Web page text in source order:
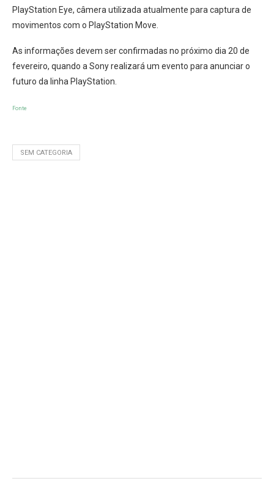
PlayStation Eye, câmera utilizada atualmente para captura de
movimentos com o PlayStation Move.
As informações devem ser confirmadas no próximo dia 20 de
fevereiro, quando a Sony realizará um evento para anunciar o
futuro da linha PlayStation.
Fonte
SEM CATEGORIA